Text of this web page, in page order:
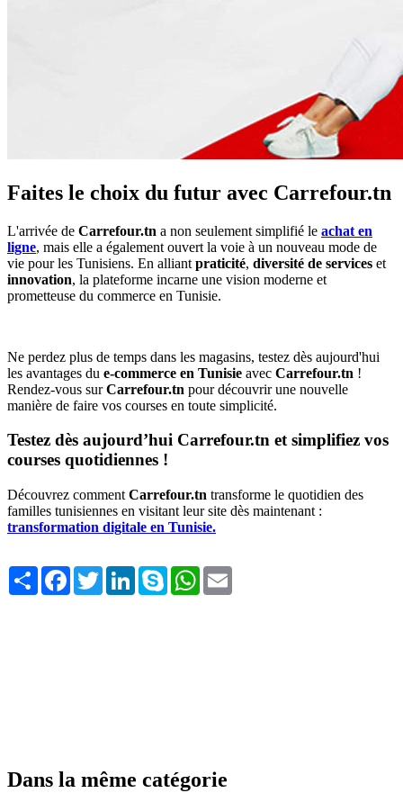
Faites le choix du futur avec Carrefour.tn
L'arrivée de Carrefour.tn a non seulement simplifié le achat en
ligne, mais elle a également ouvert la voie à un nouveau mode de
vie pour les Tunisiens. En alliant praticité, diversité de services et
innovation, la plateforme incarne une vision moderne et
prometteuse du commerce en Tunisie.
Ne perdez plus de temps dans les magasins, testez dès aujourd'hui
les avantages du e-commerce en Tunisie avec Carrefour.tn !
Rendez-vous surCarrefour.tn pour découvrir une nouvelle
manière de faire vos courses en toute simplicité.
Testez dès aujourd’hui Carrefour.tn et simplifiez vos
courses quotidiennes !
Découvrez comment Carrefour.tn transforme le quotidien des
familles tunisiennes en visitant leur site dès maintenant :
transformation digitale en Tunisie.
Share FacebookTwitterLinkedInSkype WhatsApp
Dans la même catégorie